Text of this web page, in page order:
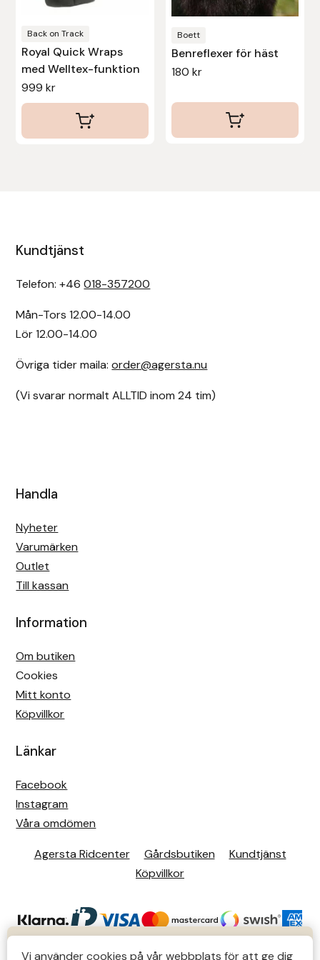
KUNDTJÄNST
Back on Track
Royal Quick Wraps
med Welltex-funktion
999kr
produktsidan
Boett
Benreflexer för häst
180 kr
på
produktsidan
Kundtjänst
Telefon: +46018-357200
Mån-Tors 12.00-14.00
Lör 12.00-14.00
Övriga tider maila:order@agersta.nu
(Vi svarar normalt ALLTID inom 24 tim)
Handla
Nyheter
Varumärken
Outlet
Till kassan
Information
Om butiken
Cookies
Mitt konto
Köpvillkor
Länkar
Facebook
Instagram
Våra omdömen
Agersta Ridcenter Gårdsbutiken
Kundtjänst
Köpvillkor
Vi använder cookies på vår webbplats för att ge dig